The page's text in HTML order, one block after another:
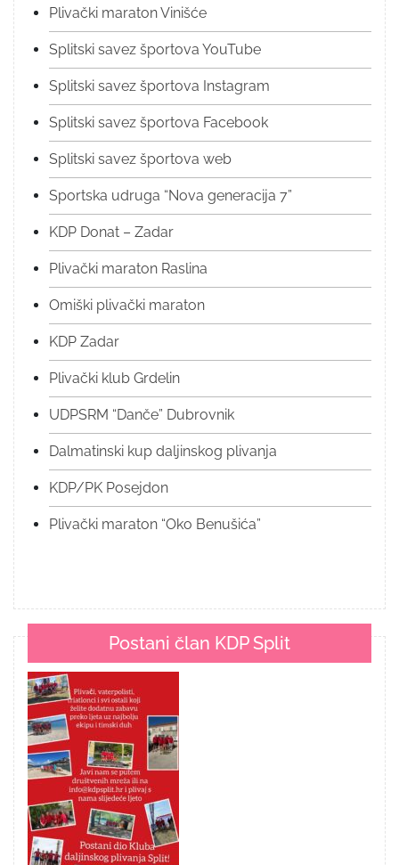
Plivački maraton Vinišće
Splitski savez športova YouTube
Splitski savez športova Instagram
Splitski savez športova Facebook
Splitski savez športova web
Sportska udruga “Nova generacija 7”
KDP Donat – Zadar
Plivački maraton Raslina
Omiški plivački maraton
KDP Zadar
Plivački klub Grdelin
UDPSRM “Danče” Dubrovnik
Dalmatinski kup daljinskog plivanja
KDP/PK Posejdon
Plivački maraton “Oko Benušića”
Postani član KDP Split